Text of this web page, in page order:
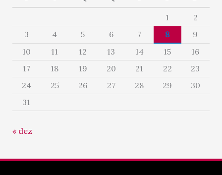
1
2
3
4 5 6 7 8
9
10
11 12 13 14 15
16
17
18 19 20 21 22
23
24
25 26 27 28 29
30
31
« dez